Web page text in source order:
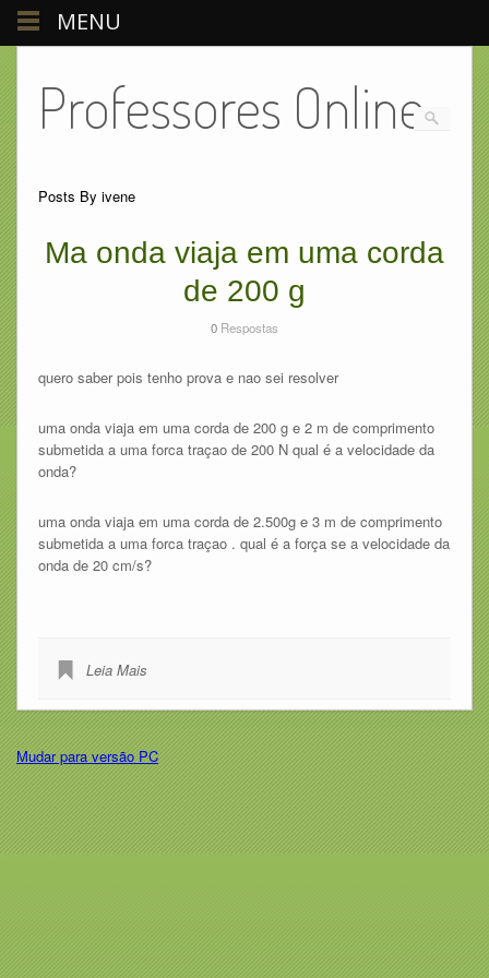
Professores Online
Posts By ivene
Ma onda viaja em uma corda
de 200 g
0 Respostas
quero saber pois tenho prova e nao sei resolver
uma onda viaja em uma corda de 200 g e 2 m de comprimento
submetida a uma forca traçao de 200 N qual é a velocidade da
onda?
uma onda viaja em uma corda de 2.500g e 3 m de comprimento
submetida a uma forca traçao . qual é a força se a velocidade da
onda de 20 cm/s?
Leia Mais
Mudar para versão PC
MENU